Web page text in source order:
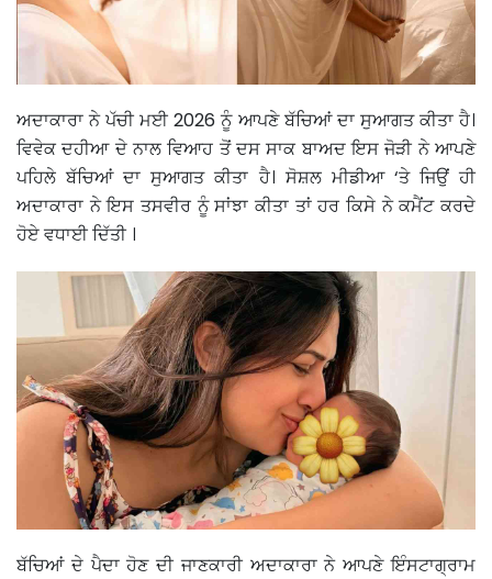
ਅਦਾਕਾਰਾ ਨੇ ਪੱਚੀ ਮਈ 2026 ਨੂੰ ਆਪਣੇ ਬੱਚਿਆਂ ਦਾ ਸੁਆਗਤ ਕੀਤਾ ਹੈ।
ਵਿਵੇਕ ਦਹੀਆ ਦੇ ਨਾਲ ਵਿਆਹ ਤੋਂ ਦਸ ਸਾਕ ਬਾਅਦ ਇਸ ਜੋੜੀ ਨੇ ਆਪਣੇ
ਪਹਿਲੇ ਬੱਚਿਆਂ ਦਾ ਸੁਆਗਤ ਕੀਤਾ ਹੈ। ਸੋਸ਼ਲ ਮੀਡੀਆ ‘ਤੇ ਜਿਉਂ ਹੀ
ਅਦਾਕਾਰਾ ਨੇ ਇਸ ਤਸਵੀਰ ਨੂੰ ਸਾਂਝਾ ਕੀਤਾ ਤਾਂ ਹਰ ਕਿਸੇ ਨੇ ਕਮੈਂਟ ਕਰਦੇ
ਹੋਏ ਵਧਾਈ ਦਿੱਤੀ ।
ਬੱਚਿਆਂ ਦੇ ਪੈਦਾ ਹੋਣ ਦੀ ਜਾਣਕਾਰੀ ਅਦਾਕਾਰਾ ਨੇ ਆਪਣੇ ਇੰਸਟਾਗ੍ਰਾਮ